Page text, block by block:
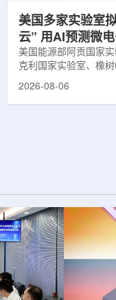
美国多家实验室
云” 用AI预测微
响
美国能源部阿贡国家
克利国家实验室、橡
西北大学的研究人员正
工...
2026-08-06